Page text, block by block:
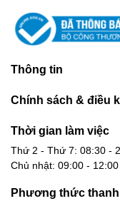
Thời gian nghe
Dung lượng pin:
Thời gian sạc:
Cổng sạc: Type-C
Đầu vào sạc: 5V⎓
Kích thước:
Thông tin
Chính sách & điều
Thời gian làm việc
Thứ 2 - Thứ 7: 08:30 -
Chủ nhật: 09:00 - 12:00
Phương thức